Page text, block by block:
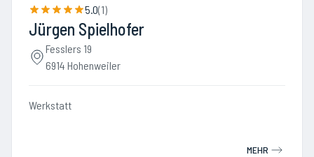
5.0(1)
Jürgen Spielhofer
Fesslers 19
6914 Hohenweiler
Werkstatt
MEHR